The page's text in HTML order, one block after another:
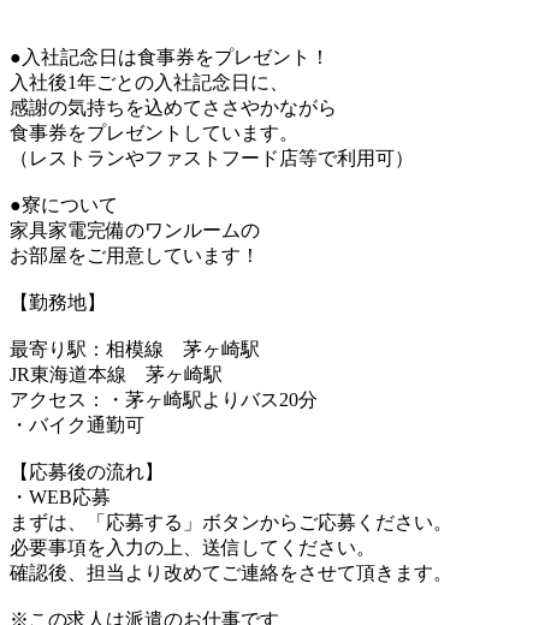
●入社記念日は食事券をプレゼント！
入社後1年ごとの入社記念日に、
感謝の気持ちを込めてささやかながら
食事券をプレゼントしています。
（レストランやファストフード店等で利用可）
●寮について
家具家電完備のワンルームの
お部屋をご用意しています！
【勤務地】
最寄り駅：相模線 茅ヶ崎駅
JR東海道本線 茅ヶ崎駅
アクセス：・茅ヶ崎駅よりバス20分
・バイク通勤可
【応募後の流れ】
・WEB応募
まずは、「応募する」ボタンからご応募ください。
必要事項を入力の上、送信してください。
確認後、担当より改めてご連絡をさせて頂きます。
※この求人は派遣のお仕事です